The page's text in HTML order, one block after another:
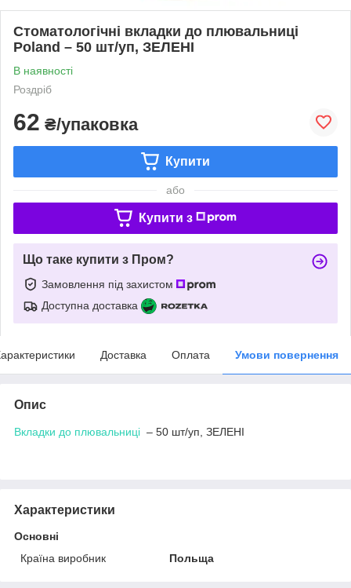
Стоматологічні вкладки до плювальниці
Poland – 50 шт/уп, ЗЕЛЕНІ
В наявності
Роздріб
62 ₴/упаковка
Купити
або
Купити з
Що таке купити з Пром?
Замовлення під захистом
Доступна доставка
Доставка Оплата Умови повернення
Опис
Вкладки до плювальниці – 50 шт/уп, ЗЕЛЕНІ
Характеристики
Основні
Країна виробник
Польща